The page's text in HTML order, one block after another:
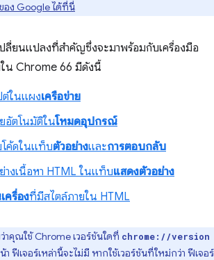
อง Google ได้ที่นี่
ปลี่ยนแปลงที่สำคัญซึ่งจะมาพร้อมกับเครื่องมือ
น Chrome 66 มีดังนี้
ต์ในแผงเครือข่าย
อัตโนมัติในโหมดอุปกรณ์
ค้ดในแท็บตัวอย่างและการตอบกลับ
างเนื้อหา HTML ในแท็บแสดงตัวอย่าง
ครื่องที่มีสไตล์ภายใน HTML
าคุณใช้ Chrome เวอร์ชันใดที่ chrome://version
ฟีเจอร์เหล่านี้จะไม่มี หากใช้เวอร์ชันที่ใหม่กว่า ฟีเจอร์